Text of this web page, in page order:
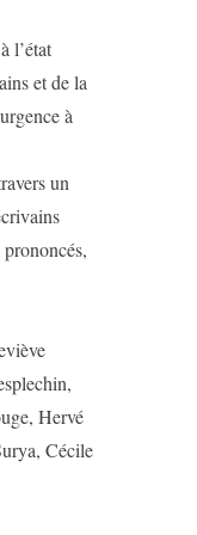
l’état
et de la
à
un
Hervé
Cécile